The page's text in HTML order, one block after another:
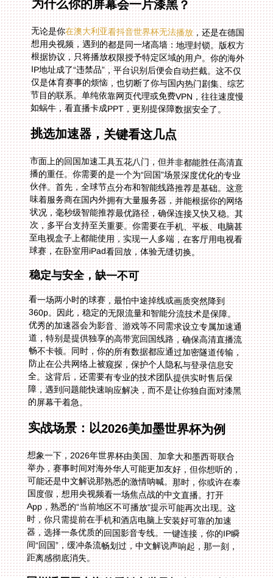
为什么你的屏幕会一片漆黑？
无论是你在澳大利亚看抖音世界杯无法播放，还是在德国
想用央视频，遇到的都是同一堵高墙：地理封锁。版权方
根据协议，只将播放权限授予特定区域的用户。你的海外
IP地址成了“违禁品”，平台识别后便会自动拦截。这不仅
仅是体育赛事的烦恼，也切断了你与国内热门剧集、综艺
节目的联系。单纯依靠网页代理或免费VPN，往往速度慢
如蜗牛，看直播卡成PPT，更别提保障数据安全了。
挑选加速器，关键看这几点
市面上的回国加速工具五花八门，但并非都能胜任高清直
播的重任。你需要的是一个为“回国”场景深度优化的专业
伙伴。首先，全球节点分布和智能线路推荐是基础。这意
味着服务商在国内外拥有大量服务器，并能根据你的网络
状况，毫秒级智能推荐最优路径，确保连接又快又稳。其
次，多平台支持至关重要。你需要在手机、平板、电脑甚
至电视盒子上都能使用，实现一人多端，在客厅用电视看
球赛，在卧室用iPad看回放，体验无缝切换。
稳定与安全，缺一不可
看一场两小时的球赛，最怕中途掉线或画质突然降到
360p。因此，稳定的无限流量和智能分流技术是保障。
优秀的加速器会为影音、游戏等不同需求设立专属加速通
道，特别是提供独享的高带宽回国线路，确保高清直播流
畅不卡顿。同时，你的所有数据都应通过加密隧道传输，
防止在公共网络上被窥探，保护个人隐私与登录信息安
全。这背后，还需要有专业的技术团队提供实时售后保
障，遇到问题能快速响应解决，而不是让你独自面对漆黑
的屏幕干着急。
实战场景：以2026美加墨世界杯为例
想象一下，2026年世界杯由美国、加拿大和墨西哥联合
举办，赛事时间对海外华人可能更加友好，但你想听的，
可能还是中文解说那熟悉的激情呐喊。那时，你或许在泰
国度假，想用央视频看一场焦点战的中文直播。打开
App，熟悉的“当前地区不可播放”提示可能再次出现。这
时，你只需提前在手机和酒店电脑上安装好可靠的加速
器，选择一条优质的回国影音专线。一键连接，你的IP瞬
间“回国”，缓冲条流畅划过，中文解说声响起，那一刻，
距离感彻底消失。